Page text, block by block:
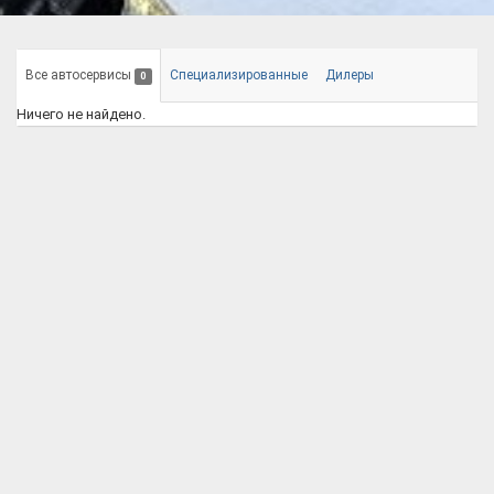
Все автосервисы 0 Специализированные Дилеры
Ничего не найдено.